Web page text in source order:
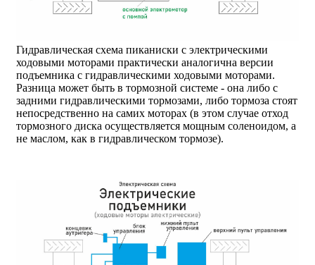
Гидравлическая схема пиканиски с электрическими
ходовыми моторами практически аналогична версии
подъемника с гидравлическими ходовыми моторами.
Разница может быть в тормозной системе - она либо с
задними гидравлическими тормозами, либо тормоза стоят
непосредственно на самих моторах (в этом случае отход
тормозного диска осуществляется мощным соленоидом, а
не маслом, как в гидравлическом тормозе).